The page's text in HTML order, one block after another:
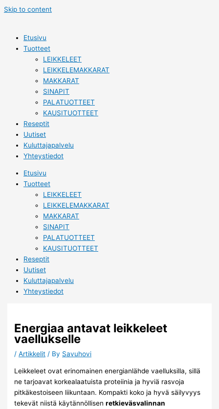
Skip to content
Etusivu
Tuotteet
LEIKKELEET
LEIKKELEMAKKARAT
MAKKARAT
SINAPIT
PALATUOTTEET
KAUSITUOTTEET
Reseptit
Uutiset
Kuluttajapalvelu
Yhteystiedot
Etusivu
Tuotteet
LEIKKELEET
LEIKKELEMAKKARAT
MAKKARAT
SINAPIT
PALATUOTTEET
KAUSITUOTTEET
Reseptit
Uutiset
Kuluttajapalvelu
Yhteystiedot
Energiaa antavat leikkeleet
vaellukselle
/Artikkelit / By Savuhovi
Leikkeleet ovat erinomainen energianlähde vaelluksilla, sillä
ne tarjoavat korkealaatuista proteiinia ja hyviä rasvoja
pitkäkestoiseen liikuntaan. Kompakti koko ja hyvä säilyvyys
tekevät niistä käytännöllisenretkieväsvalinnan